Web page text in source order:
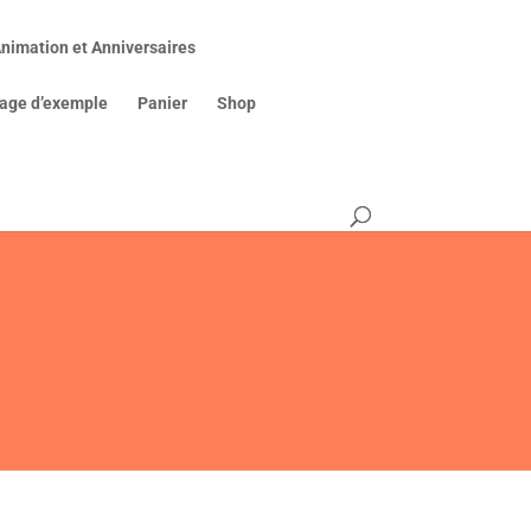
et Anniversaires
d’exemple Panier Shop